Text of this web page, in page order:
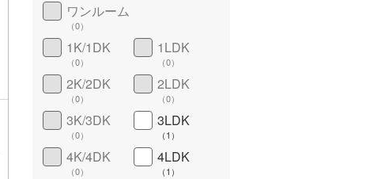
ワンルーム
（0）
1K/1DK
（0）
1LDK
（0）
2K/2DK
（0）
2LDK
（0）
3K/3DK
（0）
3LDK
（1 ）
4K/4DK
（0）
4LDK
（1 ）
長期優良住宅 ）
詳しく見る